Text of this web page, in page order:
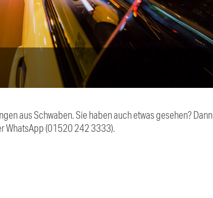
aus Schwaben. Sie haben auch etwas gesehen? Dann
WhatsApp (01520 242 3333).